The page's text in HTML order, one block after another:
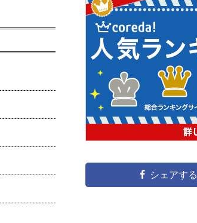
シェアする